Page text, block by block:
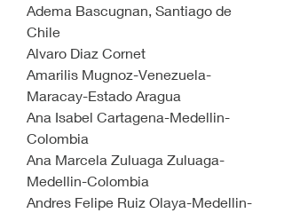
Adema Bascugnan, Santiago de
Chile
Alvaro Diaz Cornet
Amarilis Mugnoz-Venezuela-
Maracay-Estado Aragua
Ana Isabel Cartagena-Medellin-
Colombia
Ana Marcela Zuluaga Zuluaga-
Medellin-Colombia
Andres Felipe Ruiz Olaya-Medellin-